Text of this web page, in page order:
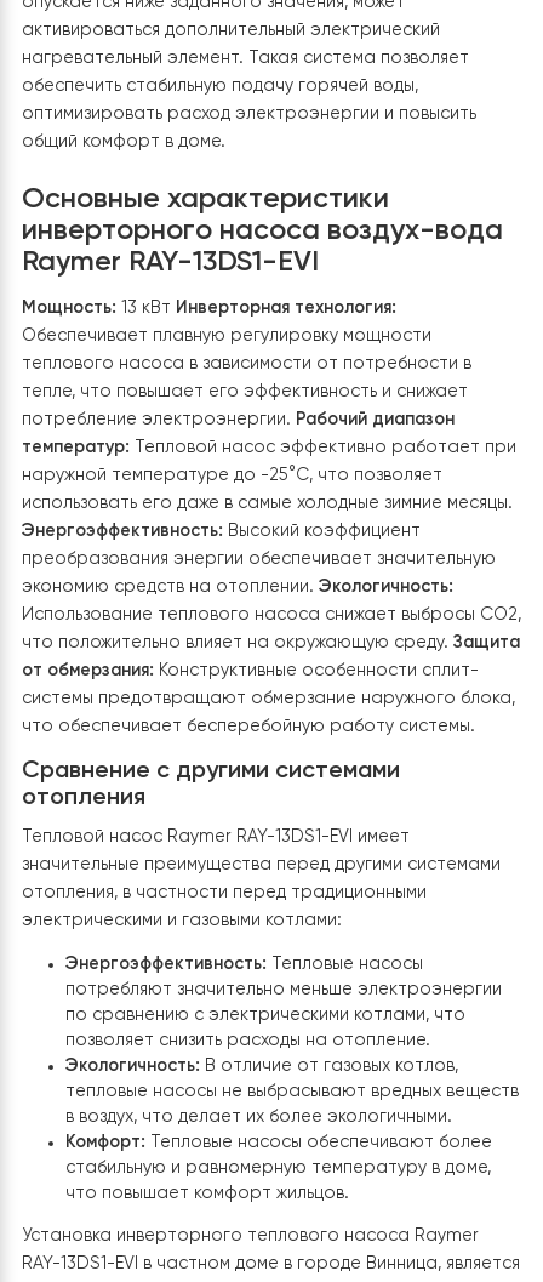
на на довольно большом расстоянии с тепловым
насосом. Подключение к тепловому насосу
осуществлено через встроенный теплообменник,
который циркулирует горячий теплоноситель,
воду внутри бака. Это обеспечивает эффективный и
электроэнергии. Бак подключен к водопроводной
системе дома: подача холодной воды происходит
соответствующий вход, после чего она нагревается
распределяется к точкам потребления, таким как
ванные комнаты и кухня. Для обеспечения
наличия горячей воды в трубопроводе установлен
циркуляционный насос, который поддерживает
непрерывное движение горячей воды. Это позволяет
избежать долгого слива холодной воды перед
получением горячей.
Температура воды в баке контролируется
автоматически с помощью встроенного
что позволяет поддерживать комфортный уровень
нагрева. В случае необходимости, когда
опускается ниже заданного значения, может
активироваться дополнительный электрический
нагревательный элемент. Такая система позволяет
обеспечить стабильную подачу горячей воды,
оптимизировать расход электроэнергии и повысить
общий комфорт в доме.
Основные характеристики
инверторного насоса воздух-
Raymer RAY-13DS1-EVI
Мощность:13 кВтИнверторная технология:
Обеспечивает плавную регулировку мощности
теплового насоса в зависимости от потребности в
тепле, что повышает его эффективность и снижает
потребление электроэнергии.Рабочий диапазон
температур:Тепловой насос эффективно работает
наружной температуре до -25°C, что позволяет
использовать его даже в самые холодные зимние